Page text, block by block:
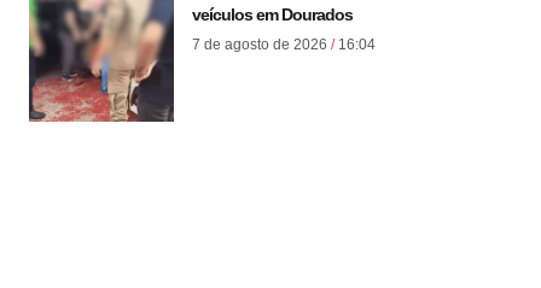
veículos em Dourados
7 de agosto de 2026 16:04